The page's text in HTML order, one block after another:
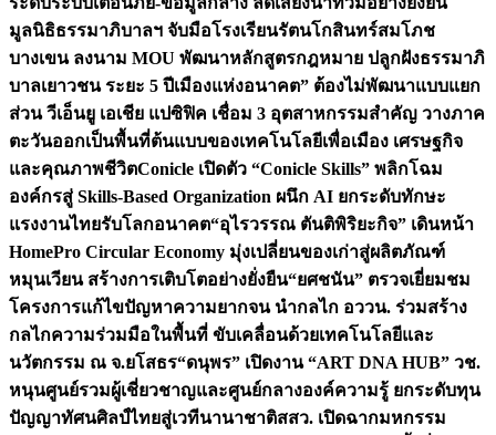
มูลนิธิธรรมาภิบาลฯ จับมือโรงเรียนรัตนโกสินทร์สมโภช
บางเขน ลงนาม MOU พัฒนาหลักสูตรกฎหมาย ปลูกฝังธรรมาภิ
บาลเยาวชน ระยะ 5 ปีเมืองแห่งอนาคต” ต้องไม่พัฒนาแบบแยก
ส่วน วีเอ็นยู เอเชีย แปซิฟิค เชื่อม 3 อุตสาหกรรมสำคัญ วางภาค
ตะวันออกเป็นพื้นที่ต้นแบบของเทคโนโลยีเพื่อเมือง เศรษฐกิจ
และคุณภาพชีวิตConicle เปิดตัว “Conicle Skills” พลิกโฉม
องค์กรสู่ Skills-Based Organization ผนึก AI ยกระดับทักษะ
แรงงานไทยรับโลกอนาคต“อุไรวรรณ ตันติพิริยะกิจ” เดินหน้า
HomePro Circular Economy มุ่งเปลี่ยนของเก่าสู่ผลิตภัณฑ์
หมุนเวียน สร้างการเติบโตอย่างยั่งยืน“ยศชนัน” ตรวจเยี่ยมชม
โครงการแก้ไขปัญหาความยากจน นำกลไก อววน. ร่วมสร้าง
กลไกความร่วมมือในพื้นที่ ขับเคลื่อนด้วยเทคโนโลยีและ
นวัตกรรม ณ จ.ยโสธร“ดนุพร” เปิดงาน “ART DNA HUB” วช.
หนุนศูนย์รวมผู้เชี่ยวชาญและศูนย์กลางองค์ความรู้ ยกระดับทุน
ปัญญาทัศนศิลป์ไทยสู่เวทีนานาชาติสสว. เปิดฉากมหกรรม